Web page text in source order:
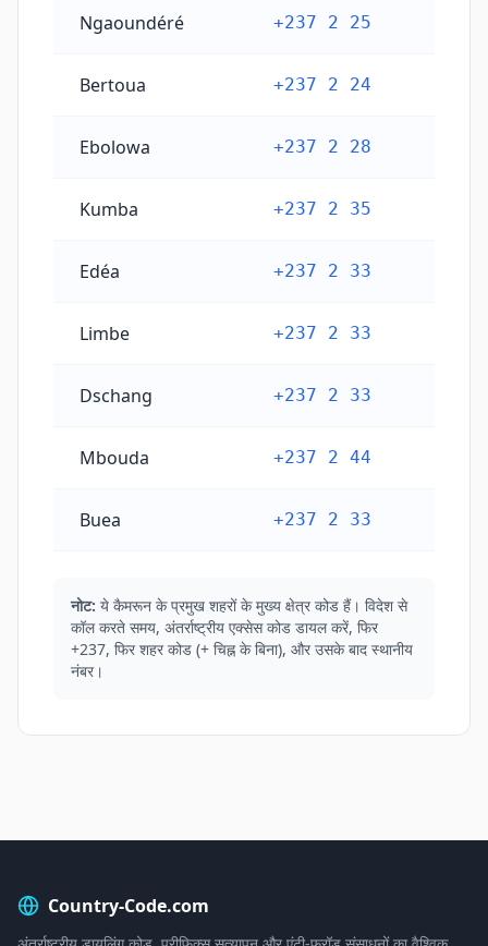
Ngaoundéré +237 2 25
Bertoua +237 2 24
Ebolowa +237 2 28
Kumba +237 2 35
Edéa +237 2 33
Limbe +237 2 33
Dschang +237 2 33
Mbouda +237 2 44
Buea +237 2 33
नोट: ये कैमरून के प्रमुख शहरों के मुख्य क्षेत्र कोड हैं। विदेश से
कॉल करते समय, अंतर्राष्ट्रीय एक्सेस कोड डायल करें, फिर
+237, फिर शहर कोड (+ चिह्न के बिना), और उसके बाद स्थानीय
नंबर।
Country-Code.com